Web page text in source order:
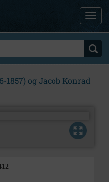
1857) og Jacob Konrad